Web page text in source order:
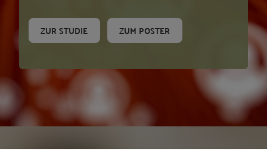
ZUR STUDIE ZUM POSTER